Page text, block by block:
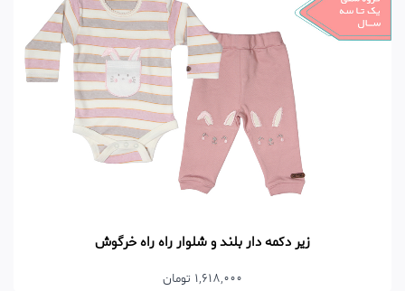
زیر دکمه دار بلند و شلوار راه راه خرگوش
1,618,000 تومان